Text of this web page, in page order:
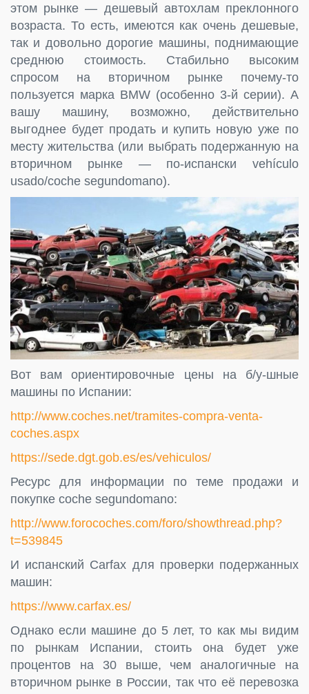
этом рынке — дешевый автохлам преклонного
возраста. То есть, имеются как очень дешевые,
так и довольно дорогие машины, поднимающие
среднюю стоимость. Стабильно высоким
спросом на вторичном рынке почему-то
пользуется марка BMW (особенно 3-й серии). А
вашу машину, возможно, действительно
выгоднее будет продать и купить новую уже по
месту жительства (или выбрать подержанную на
вторичном рынке — по-испански vehículo
usado/coche segundomano).
Вот вам ориентировочные цены на б/у-шные
машины по Испании:
http://www.coches.net/tramites-compra-venta-
coches.aspx
https://sede.dgt.gob.es/es/vehiculos/
Ресурс для информации по теме продажи и
покупке coche segundomano:
http://www.forocoches.com/foro/showthread.php?
t=539845
И испанский Carfax для проверки подержанных
машин:
https://www.carfax.es/
Однако если машине до 5 лет, то как мы видим
по рынкам Испании, стоить она будет уже
процентов на 30 выше, чем аналогичные на
вторичном рынке в России, так что её перевозка